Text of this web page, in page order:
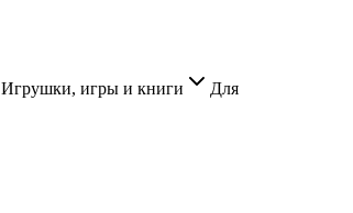
Игрушки, игры и книги
Для